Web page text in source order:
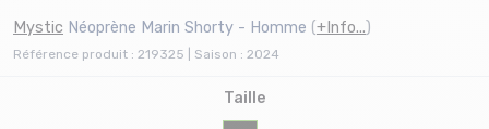
Mystic Néoprène Marin Shorty - Homme (+Info...)
Référence produit : 219325 | Saison : 2024
Taille